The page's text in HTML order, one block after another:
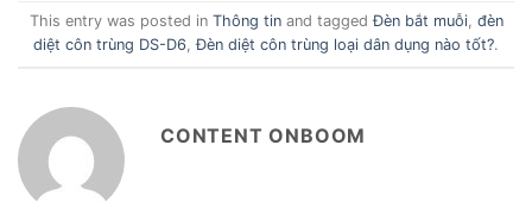
This entry was posted in Thông tinand taggedĐèn bắt muỗi, đèn
diệt côn trùng DS-D6,Đèn diệt côn trùng loại dân dụng nào tốt?.
CONTENT ONBOOM